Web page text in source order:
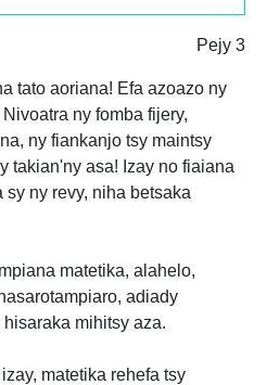
Pejy 3
tato aoriana! Efa azoazo ny
ny fomba fijery,
ny fiankanjo tsy maintsy
takian'ny asa! Izay no fiaiana
ny revy, niha betsaka
matetika, alahelo,
adiady
mihitsy aza.
matetika rehefa tsy